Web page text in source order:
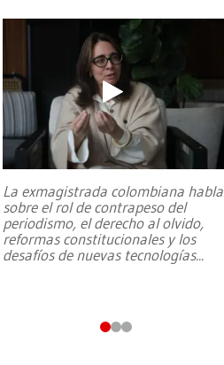
La exmagistrada colombiana habla
sobre el rol de contrapeso del
periodismo, el derecho al olvido,
reformas constitucionales y los
desafíos de nuevas tecnologías...